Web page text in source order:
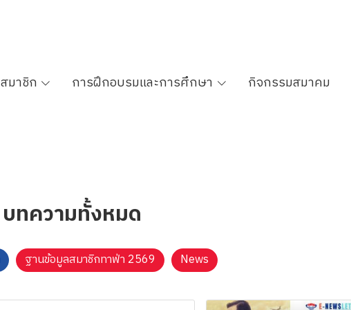
สมาชิก การฝึกอบรมและการศึกษา กิจกรรมสมาคม
บทความทั้งหมด
ฐานข้อมูลสมาชิกทาฟ่า 2569 News